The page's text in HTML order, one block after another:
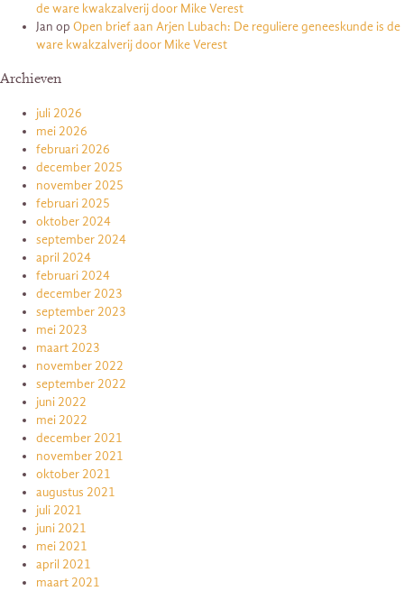
de ware kwakzalverij door Mike Verest
Jan op Open brief aan Arjen Lubach: De reguliere geneeskunde is de
ware kwakzalverij door Mike Verest
Archieven
juli 2026
mei 2026
februari 2026
december 2025
november 2025
februari 2025
oktober 2024
september 2024
april 2024
februari 2024
december 2023
september 2023
mei 2023
maart 2023
november 2022
september 2022
juni 2022
mei 2022
december 2021
november 2021
oktober 2021
augustus 2021
juli 2021
juni 2021
mei 2021
april 2021
maart 2021